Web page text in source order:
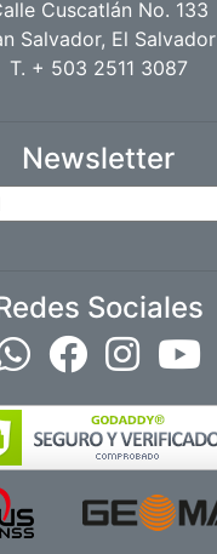
Cuscatlán No. 133
Salvador, El Salvador
T. + 503 2511 3087
Newsletter
Sociales